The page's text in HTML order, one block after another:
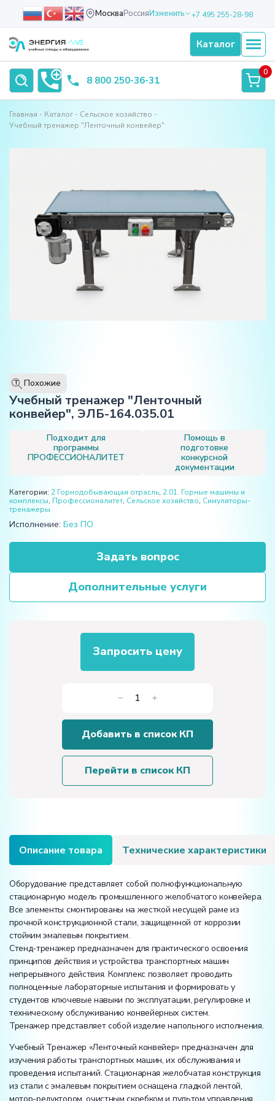
МоскваРоссияИзменить +7 495 255-28-98
Каталог
8 800 250-36-31
0
Главная Каталог
Сельское хозяйство
Учебный тренажер "Ленточный конвейер"
T Похожие
Учебный тренажер "Ленточный
конвейер", ЭЛБ-164.035.01
Подходит для
программы
ПРОФЕССИОНАЛИТЕТ
Помощь в
подготовке
конкурсной
документации
Категории: 2 Горнодобывающая отрасль, 2.01. Горные машины и
комплексы, Профессионалитет, Сельское хозяйство, Симуляторы-
тренажеры
Исполнение: Без ПО
Задать вопрос
Дополнительные услуги
Запросить цену
Количество
товара
Учебный
тренажер
"Ленточный
конвейер"
Добавить в список КП
Перейти в список КП
Описание товара Технические характеристики
Оборудование представляет собой полнофункциональную
стационарную модель промышленного желобчатого конвейера.
Все элементы смонтированы на жесткой несущей раме из
прочной конструкционной стали, защищенной от коррозии
стойким эмалевым покрытием.
Стенд-тренажер предназначен для практического освоения
принципов действия и устройства транспортных машин
непрерывного действия. Комплекс позволяет проводить
полноценные лабораторные испытания и формировать у
студентов ключевые навыки по эксплуатации, регулировке и
техническому обслуживанию конвейерных систем.
Тренажер представляет собой изделие напольного исполнения.
Учебный Тренажер «Ленточный конвейер» предназначен для
изучения работы транспортных машин, их обслуживания и
проведения испытаний. Стационарная желобчатая конструкция
из стали с эмалевым покрытием оснащена гладкой лентой,
мотор-редуктором, очистным скребком и пультом управления